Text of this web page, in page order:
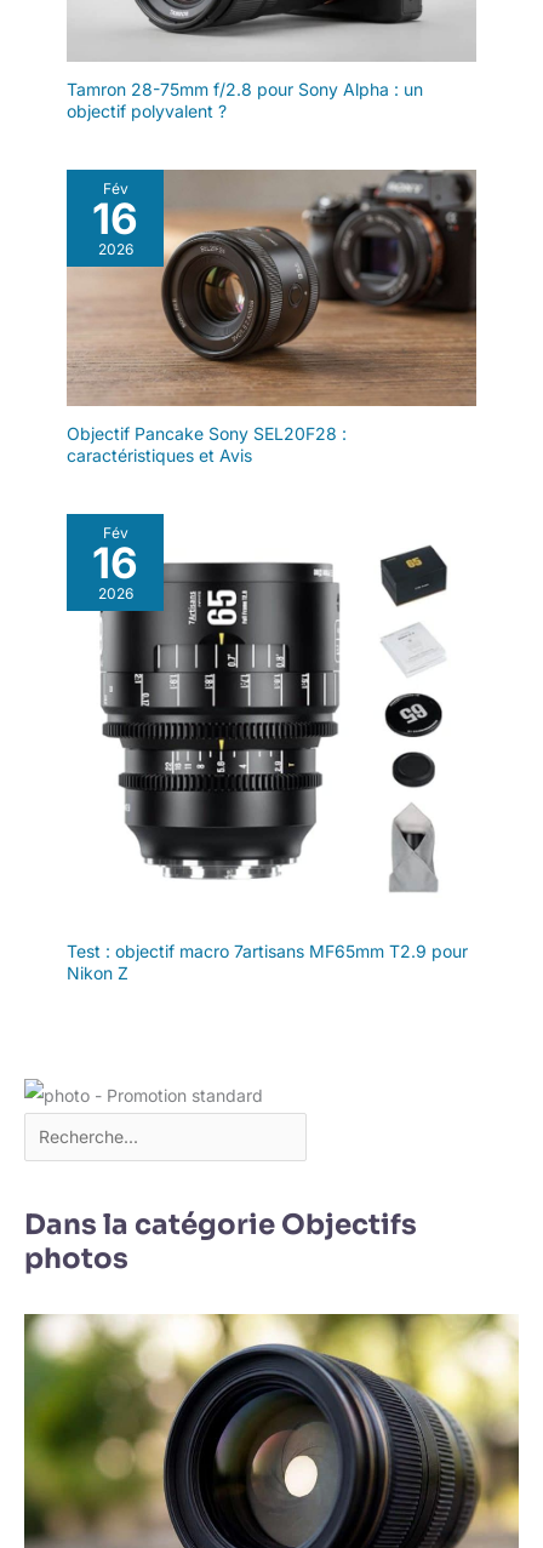
Tamron 28-75mm f/2.8 pour Sony Alpha : un
objectif polyvalent ?
Fév
16
2026
Objectif Pancake Sony SEL20F28 :
caractéristiques et Avis
Fév
16
2026
Test : objectif macro 7artisans MF65mm T2.9 pour
Nikon Z
Dans la catégorie Objectifs
photos